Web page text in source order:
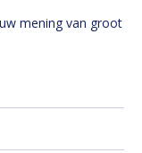
mening van groot